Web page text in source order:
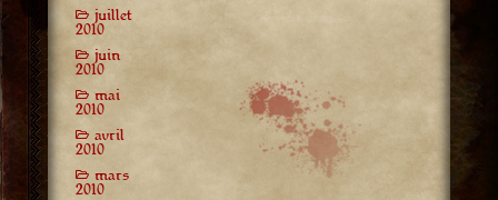
juillet
2010
juin
2010
mai
2010
avril
2010
mars
2010